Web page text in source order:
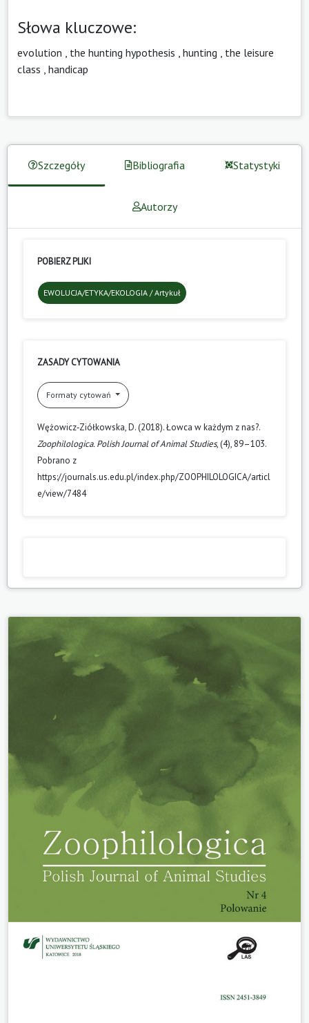
Słowa kluczowe:
evolution the hunting hypothesis hunting
the leisure
class handicap
Szczegóły Bibliografia Statystyki
Autorzy
POBIERZ PLIKI
EWOLUCJA/ETYKA/EKOLOGIA / Artykuł
ZASADY CYTOWANIA
Formaty cytowań
Wężowicz‑Ziółkowska, D. (2018). Łowca w każdym z nas?.
Zoophilologica. Polish Journal of Animal Studies, (4), 89–103.
Pobrano z
https://journals.us.edu.pl/index.php/ZOOPHILOLOGICA/articl
e/view/7484